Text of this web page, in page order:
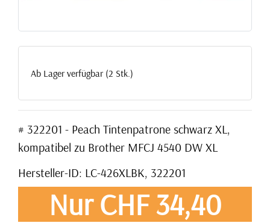
Ab Lager verfügbar (2 Stk.)
# 322201 - Peach Tintenpatrone schwarz XL,
kompatibel zu Brother MFCJ 4540 DW XL
Hersteller-ID: LC-426XLBK, 322201
Nur CHF 34,40